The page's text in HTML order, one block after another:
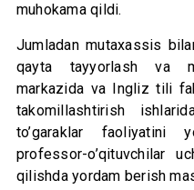
muhokama qildi.
Jumladan mutaxassis
qayta tayyorlash va
markazida va Ingliz tili
takomillashtirish
to’garaklar faoliyatini
professor-o’qituvchilar
qilishda yordam berish